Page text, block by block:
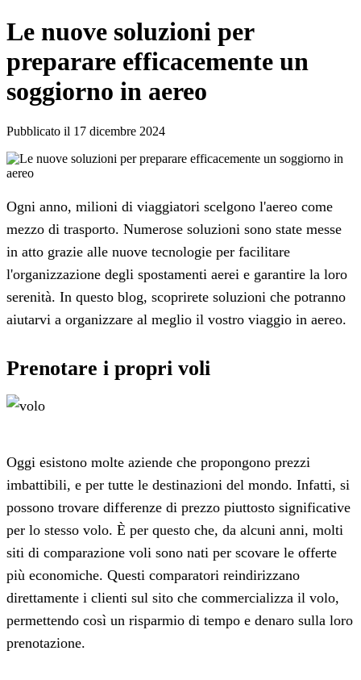
Le nuove soluzioni per
preparare efficacemente un
soggiorno in aereo
Pubblicato il 17 dicembre 2024
Ogni anno, milioni di viaggiatori scelgono l'aereo come
mezzo di trasporto. Numerose soluzioni sono state messe
in atto grazie alle nuove tecnologie per facilitare
l'organizzazione degli spostamenti aerei e garantire la loro
serenità. In questo blog, scoprirete soluzioni che potranno
aiutarvi a organizzare al meglio il vostro viaggio in aereo.
Prenotare i propri voli
Oggi esistono molte aziende che propongono prezzi
imbattibili, e per tutte le destinazioni del mondo. Infatti, si
possono trovare differenze di prezzo piuttosto significative
per lo stesso volo. È per questo che, da alcuni anni, molti
siti di comparazione voli sono nati per scovare le offerte
più economiche. Questi comparatori reindirizzano
direttamente i clienti sul sito che commercializza il volo,
permettendo così un risparmio di tempo e denaro sulla loro
prenotazione.